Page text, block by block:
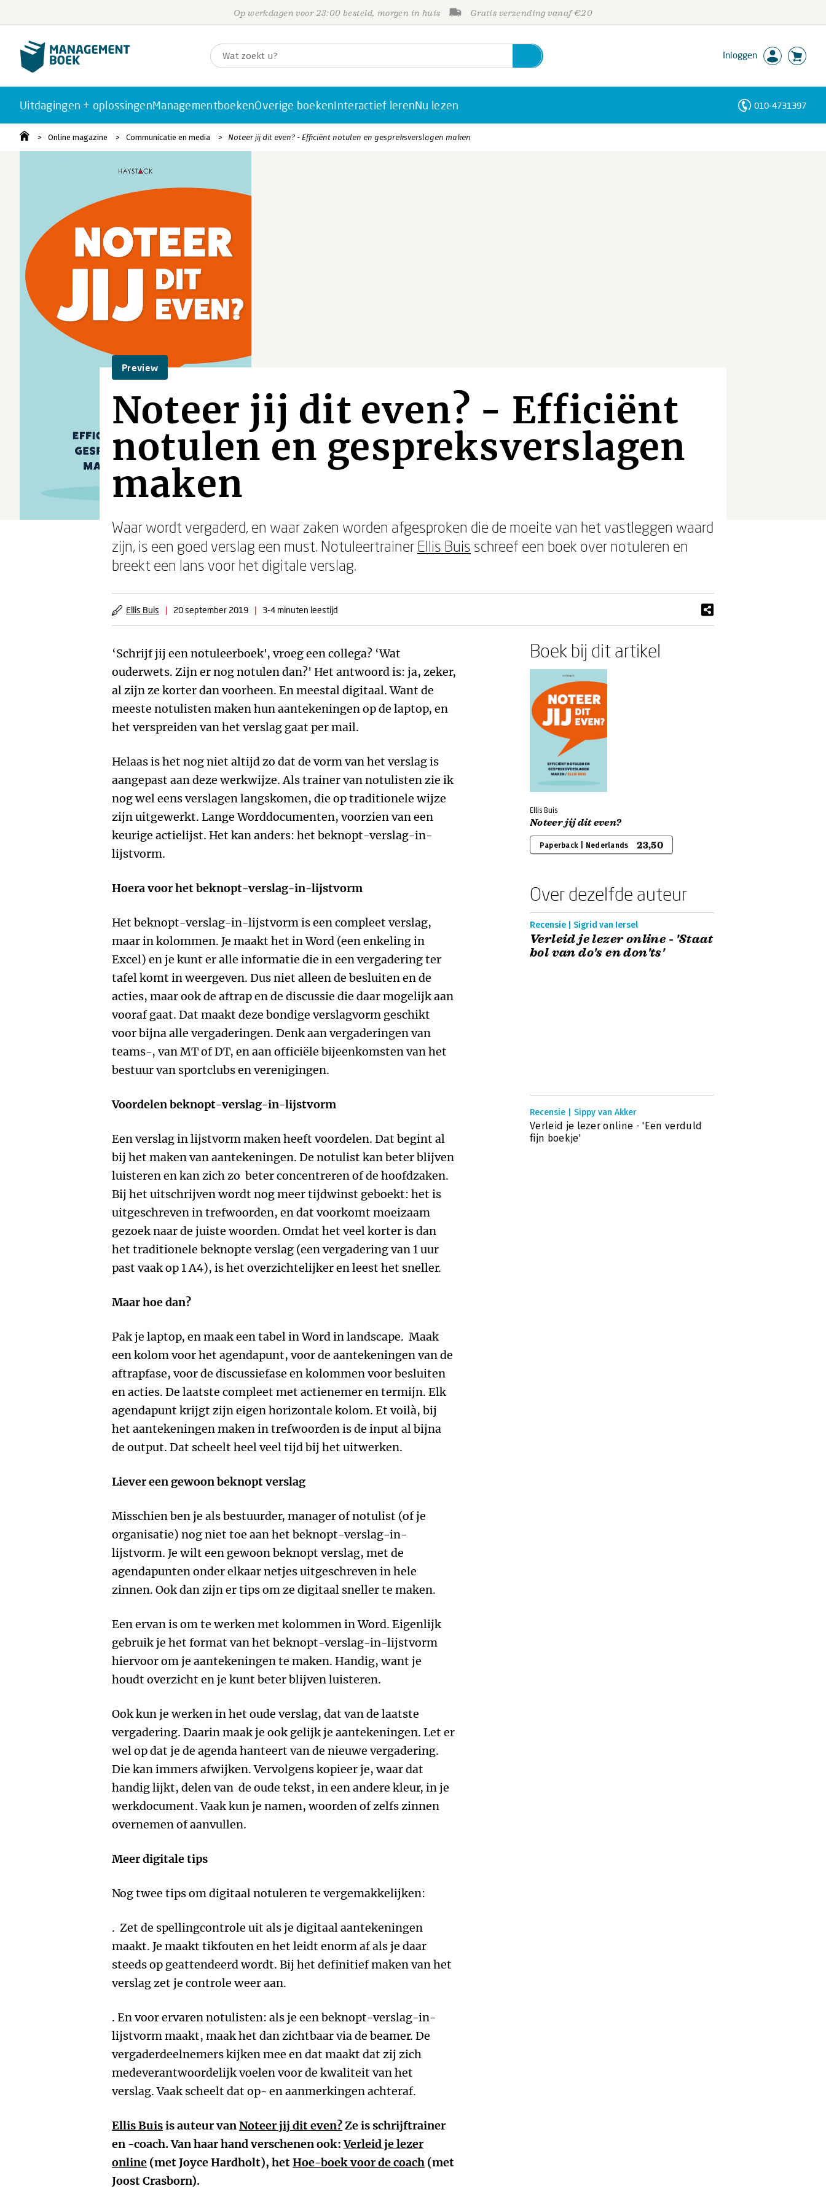
Op werkdagen voor 23:00 besteld, morgen in huis Gratis verzending vanaf €20
Inloggen
Uitdagingen + oplossingenManagementboekenOverige boekenInteractief lerenNu lezen 010-4731397
Online magazine Communicatie en media Noteer jij dit even? - Efficiënt notulen en gespreksverslagen maken
Preview
Noteer jij dit even? - Efficiënt
notulen en gespreksverslagen
maken
Waar wordt vergaderd, en waar zaken worden afgesproken die de moeite van het vastleggen waard
zijn, is een goed verslag een must. Notuleertrainer Ellis Buis schreef een boek over notuleren en
breekt een lans voor het digitale verslag.
Ellis Buis | 20 september 2019 | 3-4 minuten leestijd
‘Schrijf jij een notuleerboek', vroeg een collega? ‘Wat
ouderwets. Zijn er nog notulen dan?' Het antwoord is: ja, zeker,
al zijn ze korter dan voorheen. En meestal digitaal. Want de
meeste notulisten maken hun aantekeningen op de laptop, en
het verspreiden van het verslag gaat per mail.
Helaas is het nog niet altijd zo dat de vorm van het verslag is
aangepast aan deze werkwijze. Als trainer van notulisten zie ik
nog wel eens verslagen langskomen, die op traditionele wijze
zijn uitgewerkt. Lange Worddocumenten, voorzien van een
keurige actielijst. Het kan anders: het beknopt-verslag-in-
lijstvorm.
Hoera voor het beknopt-verslag-in-lijstvorm
Het beknopt-verslag-in-lijstvorm is een compleet verslag,
maar in kolommen. Je maakt het in Word (een enkeling in
Excel) en je kunt er alle informatie die in een vergadering ter
tafel komt in weergeven. Dus niet alleen de besluiten en de
acties, maar ook de aftrap en de discussie die daar mogelijk aan
vooraf gaat. Dat maakt deze bondige verslagvorm geschikt
voor bijna alle vergaderingen. Denk aan vergaderingen van
teams-, van MT of DT, en aan officiële bijeenkomsten van het
bestuur van sportclubs en verenigingen.
Voordelen beknopt-verslag-in-lijstvorm
Een verslag in lijstvorm maken heeft voordelen. Dat begint al
bij het maken van aantekeningen. De notulist kan beter blijven
luisteren en kan zich zo beter concentreren of de hoofdzaken.
Bij het uitschrijven wordt nog meer tijdwinst geboekt: het is
uitgeschreven in trefwoorden, en dat voorkomt moeizaam
gezoek naar de juiste woorden. Omdat het veel korter is dan
het traditionele beknopte verslag (een vergadering van 1 uur
past vaak op 1 A4), is het overzichtelijker en leest het sneller.
Maar hoe dan?
Pak je laptop, en maak een tabel in Word in landscape. Maak
een kolom voor het agendapunt, voor de aantekeningen van de
aftrapfase, voor de discussiefase en kolommen voor besluiten
en acties. De laatste compleet met actienemer en termijn. Elk
agendapunt krijgt zijn eigen horizontale kolom. Et voilà, bij
het aantekeningen maken in trefwoorden is de input al bijna
de output. Dat scheelt heel veel tijd bij het uitwerken.
Liever een gewoon beknopt verslag
Misschien ben je als bestuurder, manager of notulist (of je
organisatie) nog niet toe aan het beknopt-verslag-in-
lijstvorm. Je wilt een gewoon beknopt verslag, met de
agendapunten onder elkaar netjes uitgeschreven in hele
zinnen. Ook dan zijn er tips om ze digitaal sneller te maken.
Een ervan is om te werken met kolommen in Word. Eigenlijk
gebruik je het format van het beknopt-verslag-in-lijstvorm
hiervoor om je aantekeningen te maken. Handig, want je
houdt overzicht en je kunt beter blijven luisteren.
Ook kun je werken in het oude verslag, dat van de laatste
vergadering. Daarin maak je ook gelijk je aantekeningen. Let er
wel op dat je de agenda hanteert van de nieuwe vergadering.
Die kan immers afwijken. Vervolgens kopieer je, waar dat
handig lijkt, delen van de oude tekst, in een andere kleur, in je
werkdocument. Vaak kun je namen, woorden of zelfs zinnen
overnemen of aanvullen.
Meer digitale tips
Nog twee tips om digitaal notuleren te vergemakkelijken:
. Zet de spellingcontrole uit als je digitaal aantekeningen
maakt. Je maakt tikfouten en het leidt enorm af als je daar
steeds op geattendeerd wordt. Bij het definitief maken van het
verslag zet je controle weer aan.
. En voor ervaren notulisten: als je een beknopt-verslag-in-
lijstvorm maakt, maak het dan zichtbaar via de beamer. De
vergaderdeelnemers kijken mee en dat maakt dat zij zich
medeverantwoordelijk voelen voor de kwaliteit van het
verslag. Vaak scheelt dat op- en aanmerkingen achteraf.
Ellis Buisis auteur vanNoteer jij dit even?Ze is schrijftrainer
en -coach. Van haar hand verschenen ook:Verleid je lezer
online (met Joyce Hardholt), hetHoe-boek voor de coach (met
Joost Crasborn).
Boek bij dit artikel
Ellis Buis
Noteer jij dit even?
Paperback | Nederlands 23,50
Over dezelfde auteur
Recensie | Sigrid van Iersel
Verleid je lezer online - 'Staat
bol van do's en don'ts'
Recensie | Sippy van Akker
Verleid je lezer online - 'Een verduld
fijn boekje'
Personen